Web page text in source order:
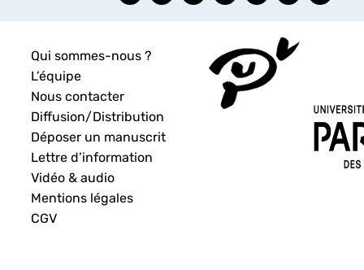
Qui sommes-nous ?
L’équipe
Nous contacter
Diffusion/Distribution
Déposer un manuscrit
Lettre d’information
Vidéo & audio
Mentions légales
CGV